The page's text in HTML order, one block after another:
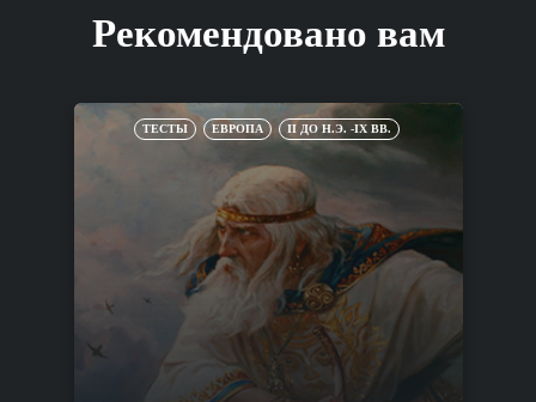
Рекомендовано вам
ТЕСТЫ ЕВРОПА II ДО Н.Э. -IX ВВ.